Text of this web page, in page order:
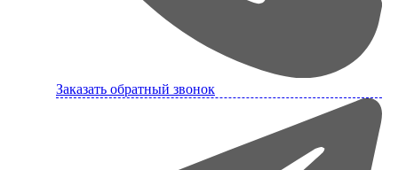
Заказать обратный звонок